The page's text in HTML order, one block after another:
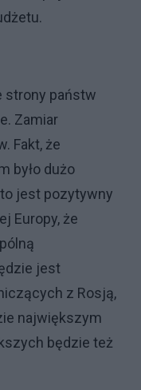
strony państw
Zamiar
Fakt, że
było dużo
jest pozytywny
Europy, że
jest
z Rosją,
największym
będzie też